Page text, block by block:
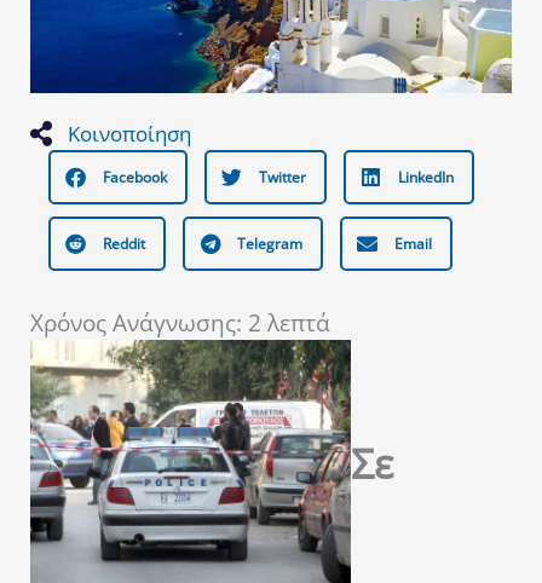
Κοινοποίηση
Facebook Twitter LinkedIn
Reddit Telegram Email
Χρόνος Ανάγνωσης: 2 λεπτά
Σε